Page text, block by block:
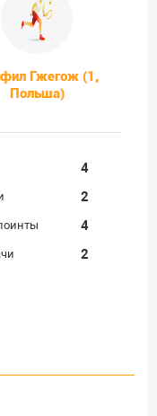
Гжегож (1,
Польша)
4
2
4
2